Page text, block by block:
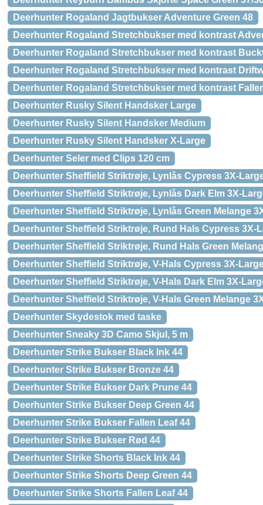
Deerhunter Rogaland Jagtbukser Adventure Green 48
Deerhunter Rogaland Stretchbukser med kontrast
Deerhunter Rogaland Stretchbukser med kontrast
Deerhunter Rogaland Stretchbukser med kontrast
Deerhunter Rogaland Stretchbukser med kontrast
Deerhunter Rusky Silent Handsker Large
Deerhunter Rusky Silent Handsker Medium
Deerhunter Rusky Silent Handsker X-Large
Deerhunter Seler med Clips 120 cm
Deerhunter Sheffield Striktrøje, Lynlås Cypress 3X-
Deerhunter Sheffield Striktrøje, Lynlås Dark Elm 3X-
Deerhunter Sheffield Striktrøje, Lynlås Green Melange
Deerhunter Sheffield Striktrøje, Rund Hals Cypress 3X-
Deerhunter Sheffield Striktrøje, Rund Hals Green
Deerhunter Sheffield Striktrøje, V-Hals Cypress 3X-
Deerhunter Sheffield Striktrøje, V-Hals Dark Elm 3X-
Deerhunter Sheffield Striktrøje, V-Hals Green Melange
Deerhunter Skydestok med taske
Deerhunter Sneaky 3D Camo Skjul, 5 m
Deerhunter Strike Bukser Black Ink 44
Deerhunter Strike Bukser Bronze 44
Deerhunter Strike Bukser Dark Prune 44
Deerhunter Strike Bukser Deep Green 44
Deerhunter Strike Bukser Fallen Leaf 44
Deerhunter Strike Bukser Rød 44
Deerhunter Strike Shorts Black Ink 44
Deerhunter Strike Shorts Deep Green 44
Deerhunter Strike Shorts Fallen Leaf 44